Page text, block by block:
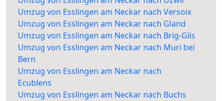
Umzug von Esslingen am Neckar nach Versoix
Umzug von Esslingen am Neckar nach Gland
Umzug von Esslingen am Neckar nach Brig-Glis
Umzug von Esslingen am Neckar nach Muri bei
Bern
Umzug von Esslingen am Neckar nach
Ecublens
Umzug von Esslingen am Neckar nach Buchs